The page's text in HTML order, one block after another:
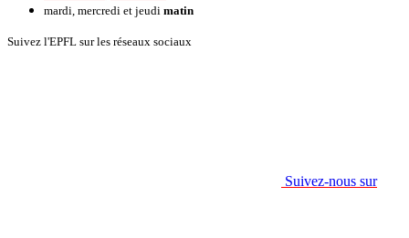
mardi, mercredi et jeudi matin
Suivez l'EPFL sur les réseaux sociaux
Suivez-nous sur